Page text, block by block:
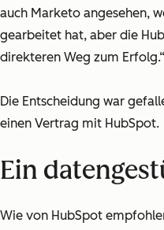
auch Marketo angesehen,
gearbeitet hat, aber die
direkteren Weg zum Erfolg.“
Die Entscheidung war
einen Vertrag mit HubSpot.
Ein
Wie von HubSpot